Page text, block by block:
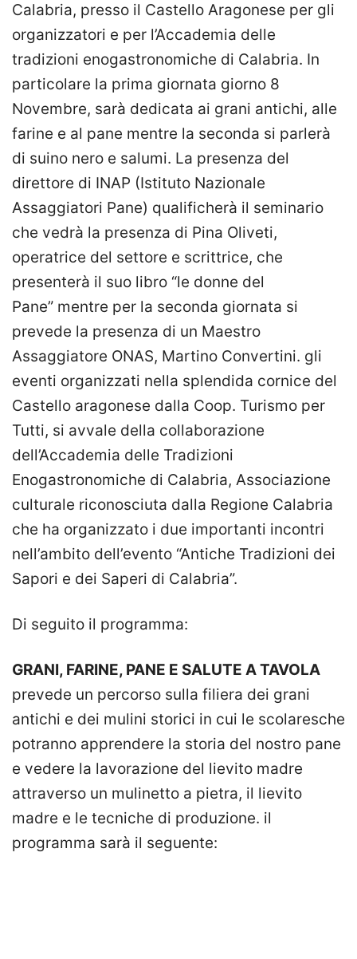
Calabria, presso il Castello Aragonese per gli
organizzatori e per l’Accademia delle
tradizioni enogastronomiche di Calabria. In
particolare la prima giornata giorno 8
Novembre, sarà dedicata ai grani antichi, alle
farine e al pane mentre la seconda si parlerà
di suino nero e salumi. La presenza del
direttore di INAP (Istituto Nazionale
Assaggiatori Pane) qualificherà il seminario
che vedrà la presenza di Pina Oliveti,
operatrice del settore e scrittrice, che
presenterà il suo libro “le donne del
Pane” mentre per la seconda giornata si
prevede la presenza di un Maestro
Assaggiatore ONAS, Martino Convertini. gli
eventi organizzati nella splendida cornice del
Castello aragonese dalla Coop. Turismo per
Tutti, si avvale della collaborazione
dell’Accademia delle Tradizioni
Enogastronomiche di Calabria, Associazione
culturale riconosciuta dalla Regione Calabria
che ha organizzato i due importanti incontri
nell’ambito dell’evento “Antiche Tradizioni dei
Sapori e dei Saperi di Calabria”.
Di seguito il programma:
GRANI, FARINE, PANE E SALUTE A TAVOLA
prevede un percorso sulla filiera dei grani
antichi e dei mulini storici in cui le scolaresche
potranno apprendere la storia del nostro pane
e vedere la lavorazione del lievito madre
attraverso un mulinetto a pietra, il lievito
madre e le tecniche di produzione. il
programma sarà il seguente: